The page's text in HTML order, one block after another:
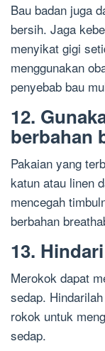
Bau badan juga
bersih. Jaga
menyikat gigi
menggunakan
penyebab bau
12.
berbahan
Pakaian yang
katun atau linen
mencegah
berbahan
13.
Merokok dapat
sedap.
rokok untuk
sedap.